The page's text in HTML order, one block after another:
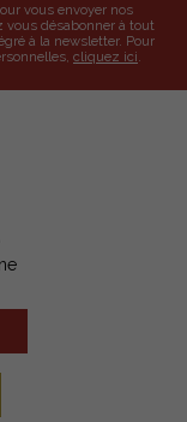
vous envoyer nos
vous désabonner à tout
à la newsletter. Pour
cliquez ici.